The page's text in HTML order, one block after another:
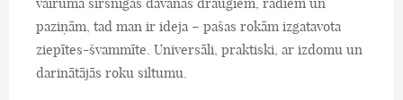
paziņām, tad man ir ideja – pašas rokām izgatavota
ziepītes-švammīte. Universāli, praktiski, ar izdomu un
darinātājās roku siltumu.